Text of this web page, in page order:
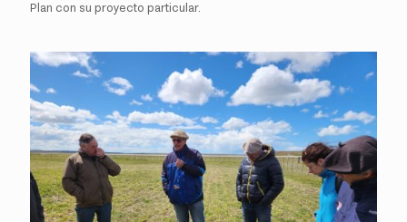
Plan con su proyecto particular.